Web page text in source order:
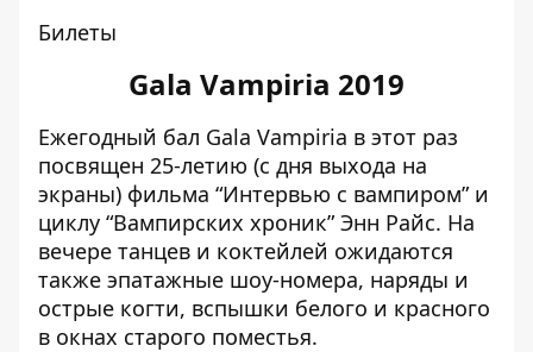
Билеты
Gala Vampiria 2019
Ежегодный бал Gala Vampiria в этот раз
посвящен 25-летию (с дня выхода на
экраны) фильма “Интервью с вампиром” и
циклу “Вампирских хроник” Энн Райс. На
вечере танцев и коктейлей ожидаются
также эпатажные шоу-номера, наряды и
острые когти, вспышки белого и красного
в окнах старого поместья.